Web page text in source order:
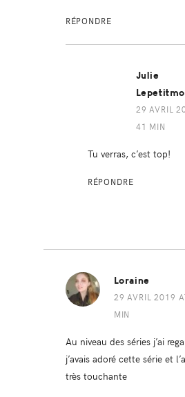
RÉPONDRE
Julie
29 AVRIL
41 MIN
Tu verras, c’est top!
RÉPONDRE
Loraine
29 AVRIL 2019
MIN
Au niveau des séries j’ai
j’avais adoré cette série et
très touchante